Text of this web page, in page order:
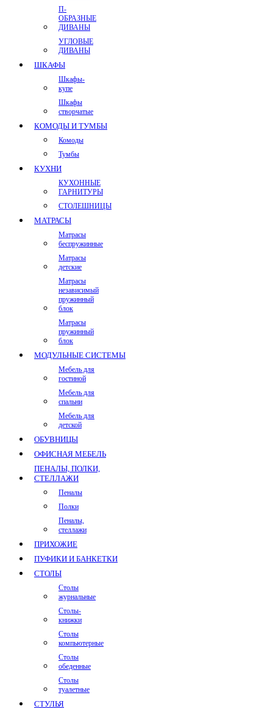
П-
ОБРАЗНЫЕ
ДИВАНЫ
УГЛОВЫЕ
ДИВАНЫ
ШКАФЫ
Шкафы-
купе
Шкафы
створчатые
КОМОДЫ И ТУМБЫ
Комоды
Тумбы
КУХНИ
КУХОННЫЕ
ГАРНИТУРЫ
СТОЛЕШНИЦЫ
МАТРАСЫ
Матрасы
беспружинные
Матрасы
детские
Матрасы
независимый
пружинный
блок
Матрасы
пружинный
блок
МОДУЛЬНЫЕ СИСТЕМЫ
Мебель для
гостиной
Мебель для
спальни
Мебель для
детской
ОБУВНИЦЫ
ОФИСНАЯ МЕБЕЛЬ
ПЕНАЛЫ, ПОЛКИ,
СТЕЛЛАЖИ
Пеналы
Полки
Пеналы,
стеллажи
ПРИХОЖИЕ
ПУФИКИ И БАНКЕТКИ
СТОЛЫ
Столы
журнальные
Столы-
книжки
Столы
компьютерные
Столы
обеденные
Столы
туалетные
СТУЛЬЯ